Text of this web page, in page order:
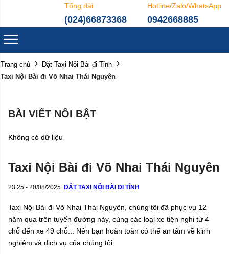
Tổng đài
(024)66873368
Hotline/Zalo/WhatsApp
0942668885
Trang chủ
Đặt Taxi Nội Bài đi Tỉnh
Taxi Nội Bài đi Võ Nhai Thái Nguyên
BÀI VIẾT NỔI BẬT
Không có dữ liệu
Taxi Nội Bài đi Võ Nhai Thái Nguyên
23:25 - 20/08/2025 ĐẶT TAXI NỘI BÀI ĐI TỈNH
Taxi Nội Bài đi Võ Nhai Thái Nguyên, chúng tôi đã phục vụ 12
năm qua trên tuyến đường này, cùng các loại xe tiện nghi từ 4
chỗ đến xe 49 chỗ... Nên bạn hoàn toàn có thể an tâm về kinh
nghiệm và dịch vụ của chúng tôi.